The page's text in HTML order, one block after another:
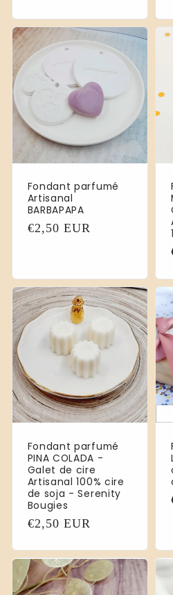
Fondant parfumé
Artisanal
BARBAPAPA
Prix
€2,50 EUR
Fondant parfumé
PINA COLADA -
Galet de cire
Artisanal 100% cire
de soja - Serenity
Bougies
Prix
€2,50 EUR